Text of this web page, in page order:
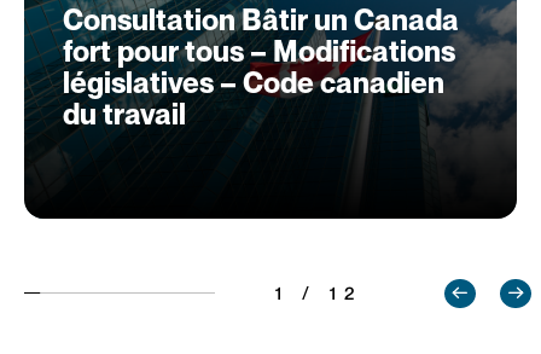
Consultation Bâtir un Canada
fort pour tous – Modifications
législatives – Code canadien
du travail
1 / 12